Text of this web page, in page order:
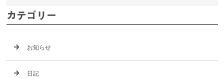
カテゴリー
お知らせ
日記